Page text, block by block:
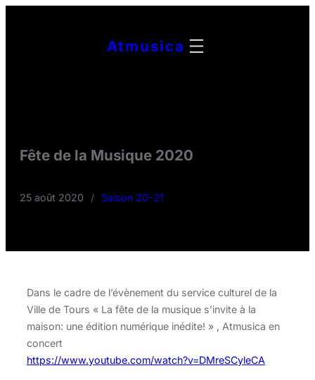
Atmusica
Fête de la Musique 2020
25 août 2020 / Saison 20-21
Dans le cadre de l’évènement du service culturel de la
Ville de Tours « La fête de la musique s’invite à la
maison: une édition numérique inédite! » , Atmusica en
concert
https://www.youtube.com/watch?v=DMreSCyleCA